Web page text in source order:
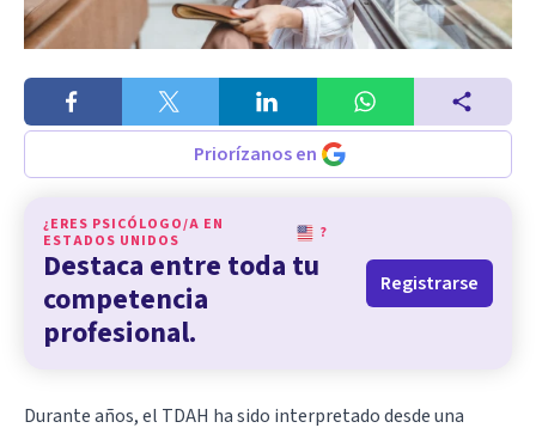
Priorízanos en
¿ERES PSICÓLOGO/A EN
ESTADOS UNIDOS
?
Destaca entre toda tu
competencia
profesional.
Registrarse
Durante años, el TDAH ha sido interpretado desde una